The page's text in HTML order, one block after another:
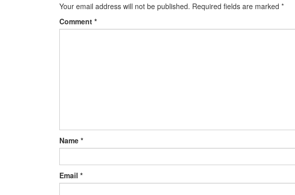
Your email address will not be published. Required fields are marked *
Comment *
Name *
Email *